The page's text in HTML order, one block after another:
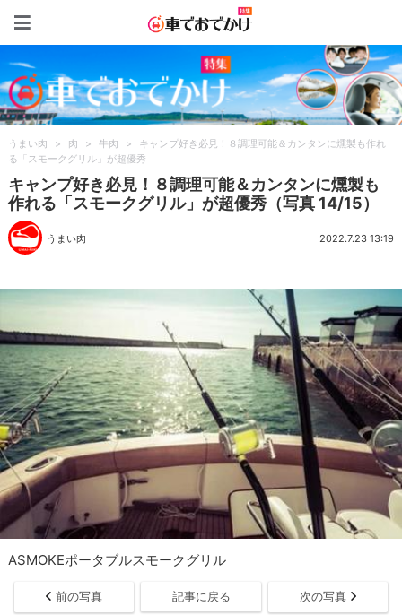
うまい肉 > 肉 > 牛肉 >
キャンプ好き必見！８調理可能＆カンタンに燻製も作れ
る「スモークグリル」が超優秀
キャンプ好き必見！８調理可能＆カンタンに燻製も
作れる「スモークグリル」が超優秀（写真 14/15）
うまい肉 2022.7.23 13:19
ASMOKEポータブルスモークグリル
前の写真 記事に戻る 次の写真